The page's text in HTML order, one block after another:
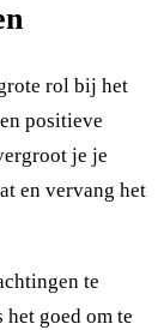
rol bij het
positieve
je je
en vervang het
te
goed om te